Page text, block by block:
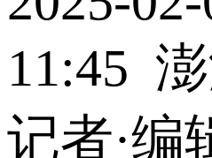
11:45
记者·编